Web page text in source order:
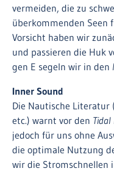
vermeiden, die zu
überkommenden Seen
Vorsicht haben wir
und passieren die Huk
gen E segeln wir in den
Inner Sound
Die Nautische Literatur (
etc.) warnt vor den Tidal
jedoch für uns ohne
die optimale Nutzung
wir die Stromschnellen